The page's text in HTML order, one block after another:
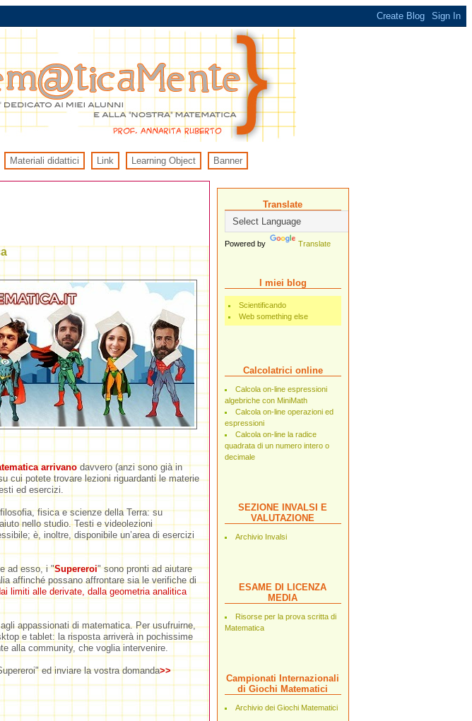
Materiali didattici Link Learning Object Banner
Translate
Powered by Translate
I miei blog
Scientificando
Web something else
Calcolatrici online
Calcola on-line espressioni
algebriche con MiniMath
Calcola on-line operazioni ed
espressioni
Calcola on-line la radice
quadrata di un numero intero o
decimale
SEZIONE INVALSI E
VALUTAZIONE
Archivio Invalsi
ESAME DI LICENZA
MEDIA
Risorse per la prova scritta di
Matematica
Campionati Internazionali
di Giochi Matematici
Archivio dei Giochi Matematici
arrivanodavvero (anzi sono già in
cui potete trovare lezioni riguardanti le materie
ed esercizi.
fisica e scienze della Terra: su
nello studio. Testi e videolezioni
è, inoltre, disponibile un’area di esercizi
ad esso, i "Supereroi" sono pronti ad aiutare
affinché possano affrontare sia le verifiche di
limiti alle derivate, dalla geometria analitica
appassionati di matematica. Per usufruirne,
e tablet: la risposta arriverà in pochissime
alla community, che voglia intervenire.
ed inviare la vostra domanda>>